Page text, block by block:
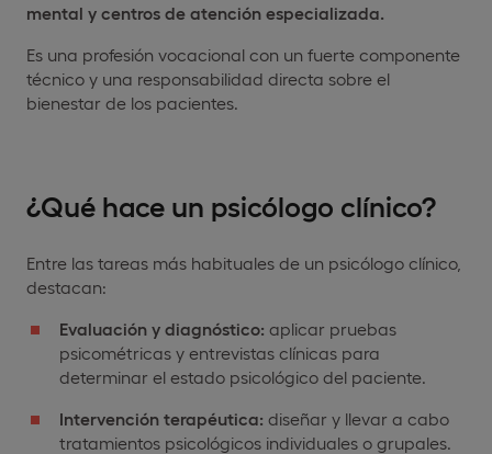
mental y centros de atención especializada.
Es una profesión vocacional con un fuerte componente
técnico y una responsabilidad directa sobre el
bienestar de los pacientes.
¿Qué hace un psicólogo clínico?
Entre las tareas más habituales de un psicólogo clínico,
destacan:
Evaluación y diagnóstico: aplicar pruebas
psicométricas y entrevistas clínicas para
determinar el estado psicológico del paciente.
Intervención terapéutica: diseñar y llevar a cabo
tratamientos psicológicos individuales o grupales.